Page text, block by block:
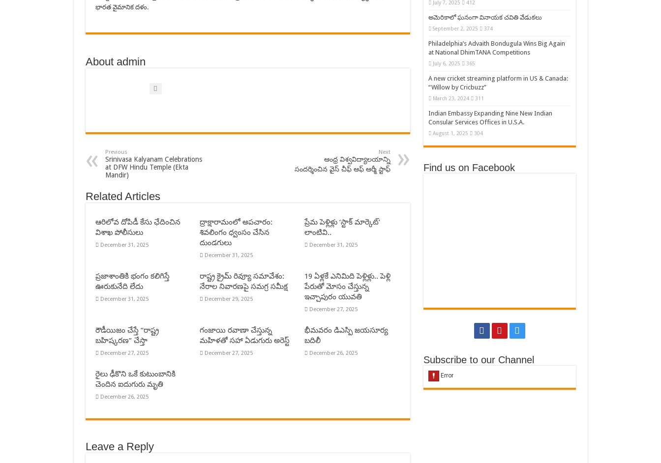
భార‌త వైమానిక ద‌ళం.
About admin
Previous
Srinivasa Kalyanam Celebrations
at DFW Hindu Temple (Ekta
Mandir)
Next
ఆంధ్ర విశ్వవిద్యాలయాన్ని
సందర్శించిన వైస్ చీఫ్ ఆఫ్ ఆర్మీ స్టాఫ్
Related Articles
ఆరిలోవ దోపిడీ కేసు ఛేదించిన
విశాఖ పోలీసులు
December 31, 2025
ద్రాక్షారామంలో అపచారం:
శివలింగం ధ్వంసం చేసిన
దుండగులు
December 31, 2025
ప్రేమ పెళ్లిళ్లు ‘స్టాక్ మార్కెట్’
లాంటివి..
December 31, 2025
ప్రజాశాంతికి భంగం కలిగిస్తే
ఊరుకునేది లేదు
December 31, 2025
రాష్ట్ర క్రైమ్ రివ్యూ సమావేశం:
నేరాల నివారణపై సమగ్ర సమీక్ష
December 29, 2025
19 ఏళ్లకే ఎనిమిది పెళ్లిళ్లు.. పెళ్లి
పేరుతో మోసం చేస్తున్న
ఇచ్చాపురం యువతి
December 27, 2025
రౌడీయిజం చేస్తే “రాష్ట్ర
బహిష్కరణ” చేస్తా
December 27, 2025
గంజాయి రవాణా చేస్తున్న
మహిళతో సహా ఏడుగురు అరెస్ట్
December 27, 2025
భీమవరం డిఎస్పి జయసూర్య
బదిలీ
December 26, 2025
రైలు ఢీకొని ఒకే కుటుంబానికి
చెందిన ఐదుగురు మృతి
December 26, 2025
Leave a Reply
July 7, 2025 412
అమెరికాలో ఘనంగా వినాయక చవితి వేడుకలు
September 2, 2025 374
Philadelphia’s Advaith Bondugula Wins Big Again
at National DhimTANA Competitions
July 6, 2025 365
A new cricket streaming platform in US & Canada:
“Willow by Cricbuzz”
March 23, 2024 311
Indian Embassy Expanding Nine New Indian
Consular Services Offices in U.S.A.
August 1, 2025 304
Find us on Facebook
Subscribe to our Channel